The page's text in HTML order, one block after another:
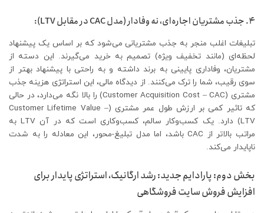
۴. جذب مشتریان اجاره‌ای، نه وفادار (مدل CAC در مقابل LTV):
تبلیغات اغلب منجر به جذب مشتریانی می‌شود که بر اساس یک پیشنهاد
لحظه‌ای (مانند تخفیف ویژه) تصمیم به خرید می‌گیرند. این دسته از
مشتریان، وفاداری پایینی به برند داشته و به راحتی با پیشنهاد بهتر از
سوی رقیب، شما را ترک می‌کنند. از دیدگاه مالی، این استراتژی هزینه جذب
مشتری (Customer Acquisition Cost – CAC) را بالا نگه می‌دارد، در حالی
که تاثیر کمی بر ارزش طول عمر مشتری (Customer Lifetime Value –
LTV) دارد. یک کسب‌وکار سالم، کسب‌وکاری است که در آن LTV به
مراتب بالاتر از CAC باشد، اما مدل تبلیغ-محور، این معادله را به شدت
ناپایدار می‌کند.
بخش دوم: پارادایم جدید: رشد ارگانیک، استراتژی پایدار برای
افزایش فروش سایت فروشگاهی